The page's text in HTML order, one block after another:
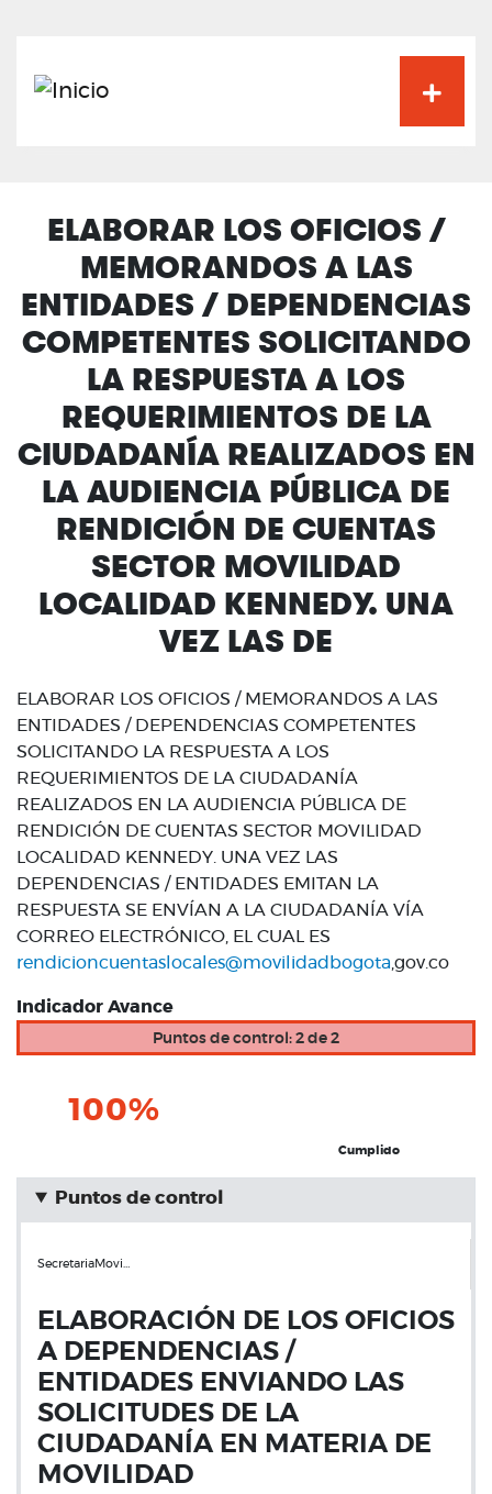
ELABORAR LOS OFICIOS /
MEMORANDOS A LAS
ENTIDADES / DEPENDENCIAS
COMPETENTES SOLICITANDO
LA RESPUESTA A LOS
REQUERIMIENTOS DE LA
CIUDADANÍA REALIZADOS EN
LA AUDIENCIA PÚBLICA DE
RENDICIÓN DE CUENTAS
SECTOR MOVILIDAD
LOCALIDAD KENNEDY. UNA
VEZ LAS DE
ELABORAR LOS OFICIOS / MEMORANDOS A LAS
ENTIDADES / DEPENDENCIAS COMPETENTES
SOLICITANDO LA RESPUESTA A LOS
REQUERIMIENTOS DE LA CIUDADANÍA
REALIZADOS EN LA AUDIENCIA PÚBLICA DE
RENDICIÓN DE CUENTAS SECTOR MOVILIDAD
LOCALIDAD KENNEDY. UNA VEZ LAS
DEPENDENCIAS / ENTIDADES EMITAN LA
RESPUESTA SE ENVÍAN A LA CIUDADANÍA VÍA
CORREO ELECTRÓNICO, EL CUAL ES
rendicioncuentaslocales@movilidadbogota ,gov.co
Indicador Avance
Puntos de control: 2 de 2
100%
Cumplido
Puntos de control
SecretariaMovi…
ELABORACIÓN DE LOS OFICIOS
A DEPENDENCIAS /
ENTIDADES ENVIANDO LAS
SOLICITUDES DE LA
CIUDADANÍA EN MATERIA DE
MOVILIDAD